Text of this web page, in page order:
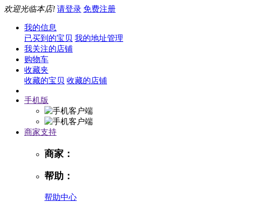
欢迎光临本店! 请登录 免费注册
我的信息
已买到的宝贝 我的地址管理
我关注的店铺
购物车
收藏夹
收藏的宝贝 收藏的店铺
手机版
商家支持
商家：
帮助：
帮助中心